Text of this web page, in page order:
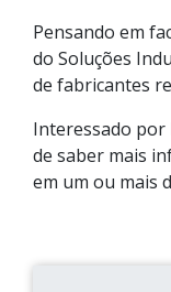
Pensando em
do Soluções
de fabricantes
Interessado por
de saber mais
em um ou mais